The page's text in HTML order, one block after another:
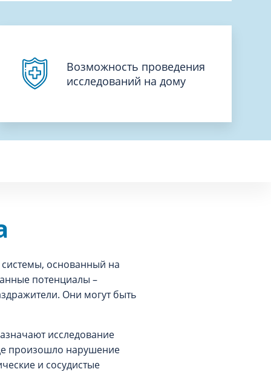
Возможность проведения
исследований на дому
основанный на
потенциалы –
Они могут быть
исследование
произошло нарушение
и сосудистые